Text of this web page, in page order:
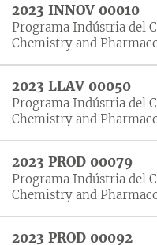
2023 INNOV 00010
Programa Indústria del
Chemistry and
2023 LLAV 00050
Programa Indústria del
Chemistry and
2023 PROD 00079
Programa Indústria del
Chemistry and
2023 PROD 00092